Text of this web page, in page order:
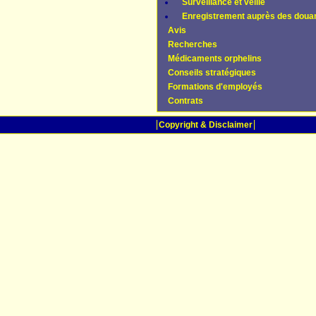
Surveillance et veille
Enregistrement auprès des
Avis
Recherches
Médicaments orphelins
Conseils stratégiques
Formations d'employés
Contrats
Copyright & Disclaimer